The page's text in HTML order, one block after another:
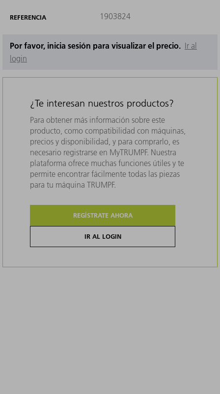
REFERENCIA 1903824
Por favor, inicia sesión para visualizar el precio. Ir al
login
¿Te interesan nuestros productos?
Para obtener más información sobre este
producto, como compatibilidad con máquinas,
precios y disponibilidad, y para comprarlo, es
necesario registrarse en MyTRUMPF. Nuestra
plataforma ofrece muchas funciones útiles y te
permite encontrar fácilmente todas las piezas
para tu máquina TRUMPF.
REGÍSTRATE AHORA
IR AL LOGIN